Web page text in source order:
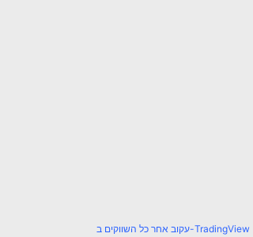
עקוב אחר כל השווקים ב-TradingView